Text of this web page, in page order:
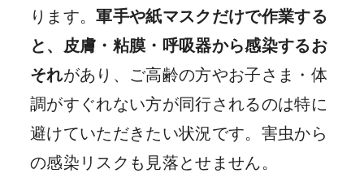
ります。軍手や紙マスクだけで作業する
と、皮膚・粘膜・呼吸器から感染するお
それがあり、ご高齢の方やお子さま・体
調がすぐれない方が同行されるのは特に
避けていただきたい状況です。害虫から
の感染リスクも見落とせません。